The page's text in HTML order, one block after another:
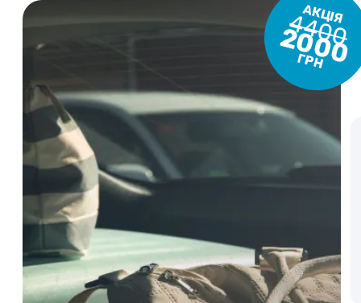
АКЦІЯ
4400
2000
ГРН